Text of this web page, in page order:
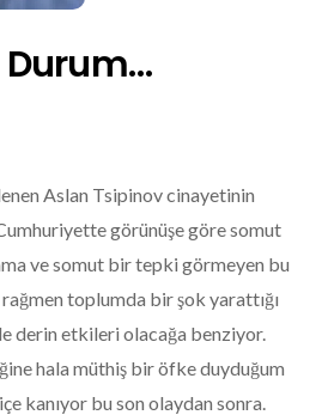
Durum…
Aslan Tsipinov cinayetinin
görünüşe göre somut
ve somut bir tepki görmeyen bu
toplumda bir şok yarattığı
derin etkileri olacağa benziyor.
hala müthiş bir öfke duyduğum
kanıyor bu son olaydan sonra.